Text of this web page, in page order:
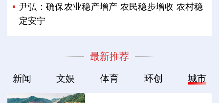
尹弘：确保农业稳产增产 农民稳步增收 农村稳
定安宁
最新推荐
新闻 文娱 体育 环创 城市